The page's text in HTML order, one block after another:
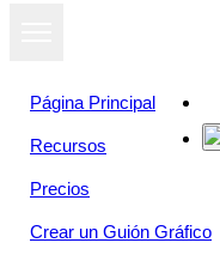
Página Principal
Recursos
Precios
Crear un Guión Gráfico